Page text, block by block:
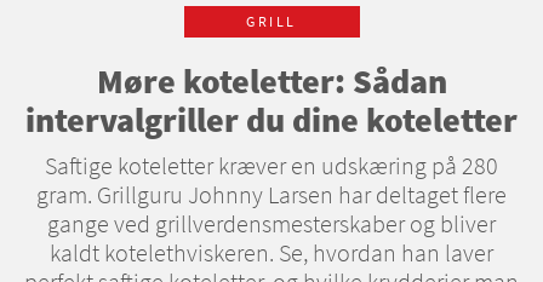
GRILL
Møre koteletter: Sådan
intervalgriller du dine koteletter
Saftige koteletter kræver en udskæring på 280
gram. Grillguru Johnny Larsen har deltaget flere
gange ved grillverdensmesterskaber og bliver
kaldt kotelethviskeren. Se, hvordan han laver